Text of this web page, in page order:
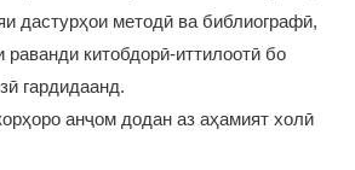
дастурҳои методӣ ва библиографӣ,
китобдорӣ-иттилоотӣ бо
гардидаанд.
анҷом додан аз аҳамият холӣ